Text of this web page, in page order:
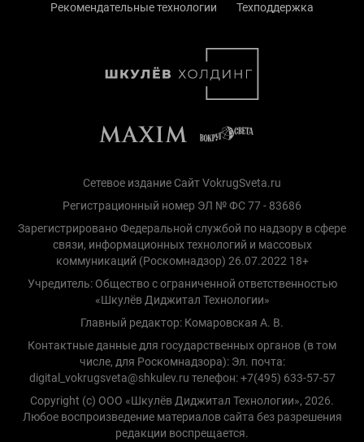
Рекомендательные технологии
Техподдержка
Сетевое издание Сайт VokrugSveta.ru
Регистрационный номер ЭЛ № ФС 77 - 83686
Зарегистрировано Федеральной службой по надзору в сфере
связи, информационных технологий и массовых
коммуникаций (Роскомнадзор) 26.07.2022 18+
Учредитель: Общество с ограниченной ответственностью
«Шкулёв Диджитал Технологии»
Главный редактор: Комаровская А. В.
Контактные данные для государственных органов (в том
числе, для Роскомнадзора): Эл. почта:
digital_vokrugsveta@shkulev.ru телефон: +7(495) 633-57-57
Copyright (с) ООО «Шкулёв Диджитал Технологии», 2026.
Любое воспроизведение материалов сайта без разрешения
редакции воспрещается.